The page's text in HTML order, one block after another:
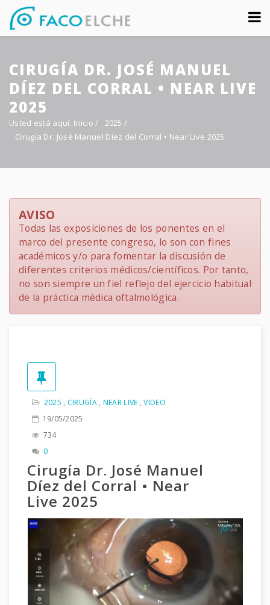
Sobre nosotros
Congreso
Multimedia
Foro FacoElche
CIRUGÍA DR. JOSÉ MANUEL
DÍEZ DEL CORRAL • NEAR LIVE
2025
Usted está aquí: Inicio / 2025/
Cirugía Dr. José Manuel Díez del Corral • Near Live 2025
AVISO
Todas las exposiciones de los ponentes en el
marco del presente congreso, lo son con fines
académicos y/o para fomentar la discusión de
diferentes criterios médicos/científicos. Por tanto,
no son siempre un fiel reflejo del ejercicio habitual
de la práctica médica oftalmológica.
2025 , CIRUGÍA, NEAR LIVE ,VIDEO
19/05/2025
734
0
Cirugía Dr. José Manuel
Díez del Corral • Near
Live 2025